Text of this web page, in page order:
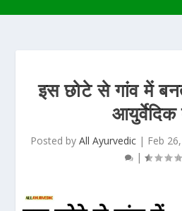
इस छोटे से गांव में
आयुर्वेदिक
Posted by All Ayurvedic| Feb
|